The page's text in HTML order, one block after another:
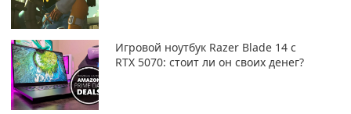
Игровой ноутбук Razer Blade 14 с
RTX 5070: стоит ли он своих денег?